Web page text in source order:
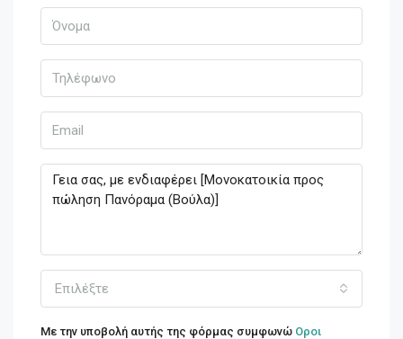
Επιλέξτε
Με την υποβολή αυτής της φόρμας συμφωνώ Οροι